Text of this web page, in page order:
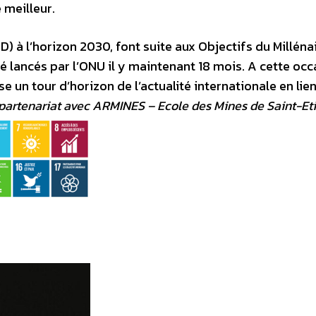
à l’horizon 2030, font suite aux Objectifs du
lancés par l’ONU il y maintenant 18 mois. A cette
un tour d’horizon de l’actualité internationale en
avec ARMINES – Ecole des Mines de Saint-